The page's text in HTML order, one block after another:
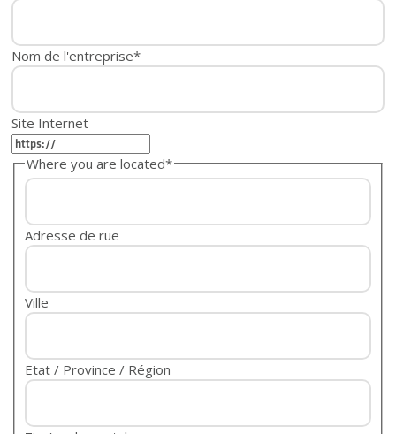
Nom de l'entreprise*
Site Internet
Where you are located*
Adresse de rue
Ville
Etat / Province / Région